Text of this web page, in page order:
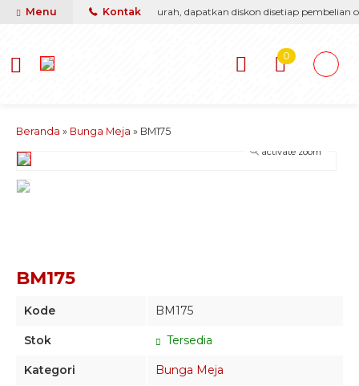
berikan yang terbaik & termurah, dapatkan diskon disetiap pembelian
Menu Kontak
0
Beranda » Bunga Meja » BM175
activate zoom
BM175
Kode BM175
Stok Tersedia
Kategori Bunga Meja